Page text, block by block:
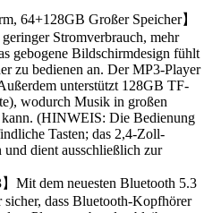
64+128GB Großer Speicher】
Stromverbrauch, mehr
gebogene Bildschirmdesign fühlt
zu bedienen an. Der MP3-Player
unterstützt 128GB TF-
wodurch Musik in großen
kann. (HINWEIS: Die Bedienung
Tasten; das 2,4-Zoll-
dient ausschließlich zur
Mit dem neuesten Bluetooth 5.3
dass Bluetooth-Kopfhörer